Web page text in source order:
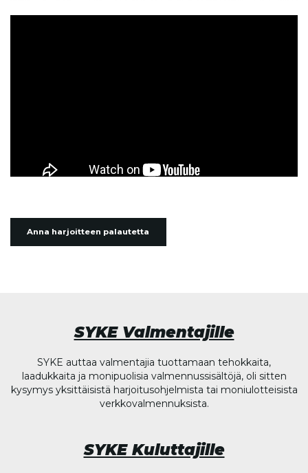
Anna harjoitteen palautetta
SYKE Valmentajille
SYKE auttaa valmentajia tuottamaan tehokkaita,
laadukkaita ja monipuolisia valmennussisältöjä, oli sitten
kysymys yksittäisistä harjoitusohjelmista tai moniulotteisista
verkkovalmennuksista.
SYKE Kuluttajille